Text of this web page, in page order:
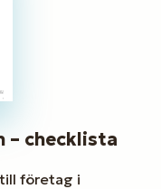
– checklista
företag i